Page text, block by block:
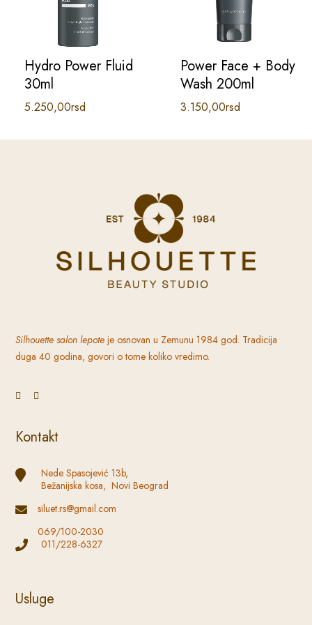
Hydro Power Fluid
30ml
5.250,00rsd
Power Face + Body
Wash 200ml
3.150,00rsd
Silhouette salon lepoteje osnovan u Zemunu 1984 god. Tradicija
duga 40 godina, govori o tome koliko vredimo.
Kontakt
Nede Spasojević 13b,
Bežanijska kosa, Novi Beograd
siluet.rs@gmail.com
069/100-2030
011/228-6327
Usluge